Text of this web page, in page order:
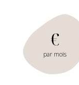
€
par mois